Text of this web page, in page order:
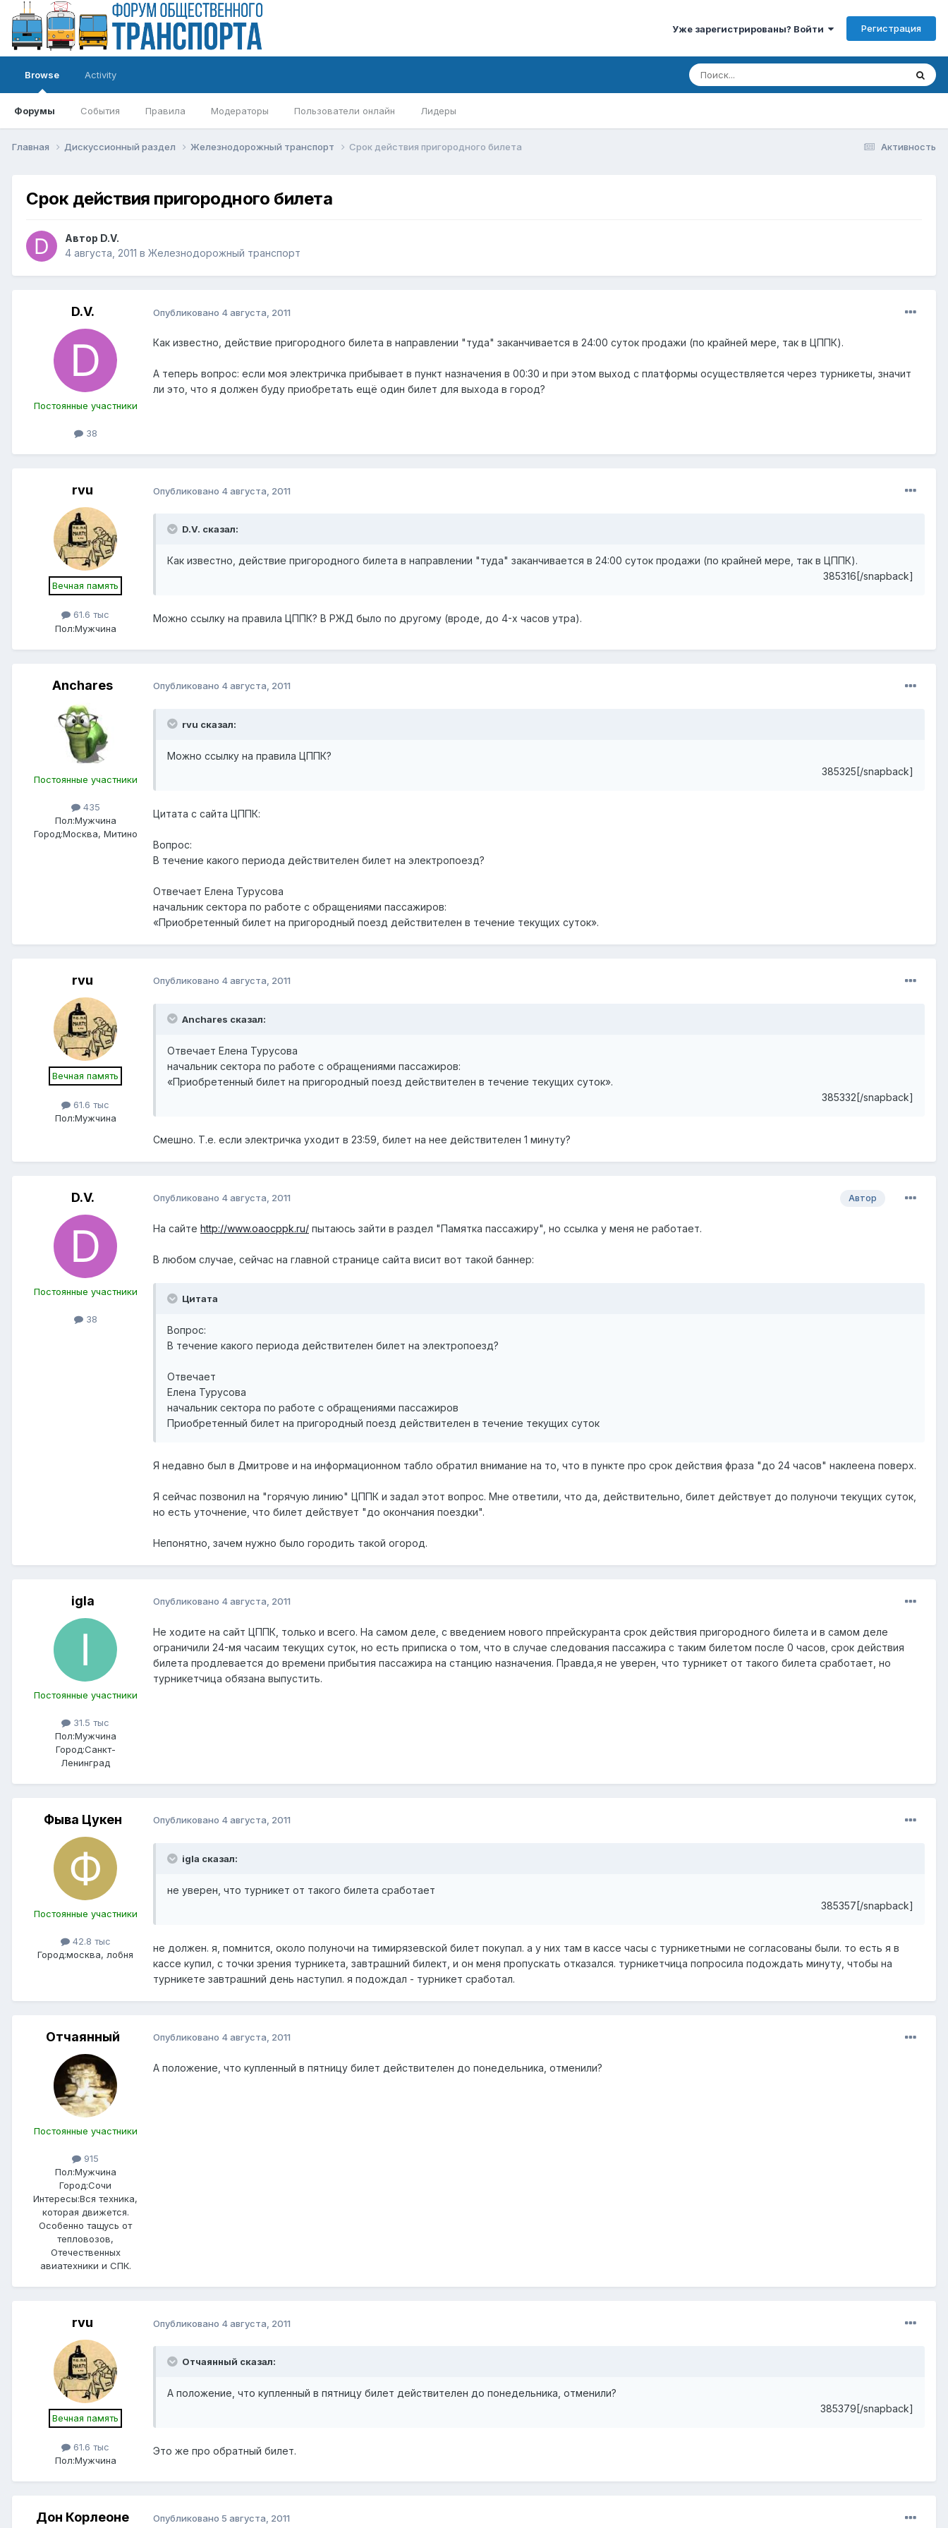
Уже зарегистрированы? Войти Регистрация
Browse
Форумы События Правила Модераторы Пользователи онлайн Лидеры
Activity
Активность
Главная Дискуссионный раздел Железнодорожный транспорт Срок действия пригородного билета
Срок действия пригородного билета
Автор D.V.
4 августа, 2011 в Железнодорожный транспорт
D.V.
Постоянные участники
38
Опубликовано 4 августа, 2011
Как известно, действие пригородного билета в направлении "туда" заканчивается в 24:00 суток продажи (по крайней мере, так в ЦППК).
А теперь вопрос: если моя электричка прибывает в пункт назначения в 00:30 и при этом выход с платформы осуществляется через турникеты, значит
ли это, что я должен буду приобретать ещё один билет для выхода в город?
rvu
Вечная память
61.6 тыс
Пол:Мужчина
Опубликовано 4 августа, 2011
D.V. сказал:
Как известно, действие пригородного билета в направлении "туда" заканчивается в 24:00 суток продажи (по крайней мере, так в ЦППК).
385316[/snapback]
Можно ссылку на правила ЦППК? В РЖД было по другому (вроде, до 4-х часов утра).
Anchares
Постоянные участники
435
Пол:Мужчина
Город:Москва, Митино
Опубликовано 4 августа, 2011
rvu сказал:
Можно ссылку на правила ЦППК?
385325[/snapback]
Цитата с сайта ЦППК:
Вопрос:
В течение какого периода действителен билет на электропоезд?
Отвечает Елена Турусова
начальник сектора по работе с обращениями пассажиров:
«Приобретенный билет на пригородный поезд действителен в течение текущих суток».
rvu
Вечная память
61.6 тыс
Пол:Мужчина
Опубликовано 4 августа, 2011
Anchares сказал:
Отвечает Елена Турусова
начальник сектора по работе с обращениями пассажиров:
«Приобретенный билет на пригородный поезд действителен в течение текущих суток».
385332[/snapback]
Смешно. Т.е. если электричка уходит в 23:59, билет на нее действителен 1 минуту?
D.V.
Постоянные участники
38
Автор
Опубликовано 4 августа, 2011
На сайте http://www.oaocppk.ru/ пытаюсь зайти в раздел "Памятка пассажиру", но ссылка у меня не работает.
В любом случае, сейчас на главной странице сайта висит вот такой баннер:
Цитата
Вопрос:
В течение какого периода действителен билет на электропоезд?
Отвечает
Елена Турусова
начальник сектора по работе с обращениями пассажиров
Приобретенный билет на пригородный поезд действителен в течение текущих суток
Я недавно был в Дмитрове и на информационном табло обратил внимание на то, что в пункте про срок действия фраза "до 24 часов" наклеена поверх.
Я сейчас позвонил на "горячую линию" ЦППК и задал этот вопрос. Мне ответили, что да, действительно, билет действует до полуночи текущих суток,
но есть уточнение, что билет действует "до окончания поездки".
Непонятно, зачем нужно было городить такой огород.
igla
Постоянные участники
31.5 тыс
Пол:Мужчина
Город:Санкт-
Ленинград
Опубликовано 4 августа, 2011
Не ходите на сайт ЦППК, только и всего. На самом деле, с введением нового ппрейскуранта срок действия пригородного билета и в самом деле
ограничили 24-мя часаим текущих суток, но есть приписка о том, что в случае следования пассажира с таким билетом после 0 часов, срок действия
билета продлевается до времени прибытия пассажира на станцию назначения. Правда,я не уверен, что турникет от такого билета сработает, но
турникетчица обязана выпустить.
Фыва Цукен
Постоянные участники
42.8 тыс
Город:москва, лобня
Опубликовано 4 августа, 2011
igla сказал:
не уверен, что турникет от такого билета сработает
385357[/snapback]
не должен. я, помнится, около полуночи на тимирязевской билет покупал. а у них там в кассе часы с турникетными не согласованы были. то есть я в
кассе купил, с точки зрения турникета, завтрашний билект, и он меня пропускать отказался. турникетчица попросила подождать минуту, чтобы на
турникете завтрашний день наступил. я подождал - турникет сработал.
Отчаянный
Постоянные участники
915
Пол:Мужчина
Город:Сочи
Интересы:Вся техника,
которая движется.
Особенно тащусь от
тепловозов,
Отечественных
авиатехники и СПК.
Опубликовано 4 августа, 2011
А положение, что купленный в пятницу билет действителен до понедельника, отменили?
rvu
Вечная память
61.6 тыс
Пол:Мужчина
Опубликовано 4 августа, 2011
Отчаянный сказал:
А положение, что купленный в пятницу билет действителен до понедельника, отменили?
385379[/snapback]
Это же про обратный билет.
Дон Корлеоне Опубликовано 5 августа, 2011